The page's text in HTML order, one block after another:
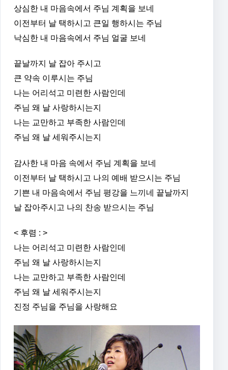
상심한 내 마음속에서 주님 계획을 보네
이전부터 날 택하시고 큰일 행하시는 주님
낙심한 내 마음속에서 주님 얼굴 보네
끝날까지 날 잡아 주시고
큰 약속 이루시는 주님
나는 어리석고 미련한 사람인데
주님 왜 날 사랑하시는지
나는 교만하고 부족한 사람인데
주님 왜 날 세워주시는지
감사한 내 마음 속에서 주님 계획을 보네
이전부터 날 택하시고 나의 예배 받으시는 주님
기쁜 내 마음속에서 주님 평강을 느끼네 끝날까지
날 잡아주시고 나의 찬송 받으시는 주님
< 후렴 : >
나는 어리석고 미련한 사람인데
주님 왜 날 사랑하시는지
나는 교만하고 부족한 사람인데
주님 왜 날 세워주시는지
진정 주님을 주님을 사랑해요